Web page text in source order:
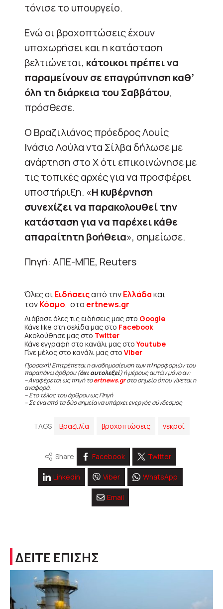
τόνισε το υπουργείο.
Ενώ οι βροχοπτώσεις έχουν
υποχωρήσει και η κατάσταση
βελτιώνεται, κάτοικοι πρέπει να
παραμείνουν σε επαγρύπνηση καθ’
όλη τη διάρκεια του Σαββάτου,
πρόσθεσε.
Ο Βραζιλιάνος πρόεδρος Λουίς
Ινάσιο Λούλα ντα Σίλβα δήλωσε με
ανάρτηση στο X ότι επικοινώνησε με
τις τοπικές αρχές για να προσφέρει
υποστήριξη. «Η κυβέρνηση
συνεχίζει να παρακολουθεί την
κατάσταση για να παρέχει κάθε
απαραίτητη βοήθεια», σημείωσε.
Πηγή: ΑΠΕ-ΜΠΕ, Reuters
Όλες οιΕιδήσειςαπό τηνΕλλάδακαι
τονΚόσμο, στο ertnews.gr
Διάβασε όλες τις ειδήσεις μας στο Google
Κάνε like στη σελίδα μας στο Facebook
Ακολούθησε μας στο Twitter
Κάνε εγγραφή στο κανάλι μας στοYoutube
Γίνε μέλος στο κανάλι μας στο Viber
Προσοχή! Επιτρέπεται η αναδημοσίευση των πληροφοριών του
παραπάνω άρθρου (όχι αυτολεξεί) ή μέρους αυτών μόνο αν:
– Αναφέρεται ως πηγή τοertnews.grστο σημείο όπου γίνεται η
αναφορά.
– Στο τέλος του άρθρου ως Πηγή
– Σε ένα από τα δύο σημεία να υπάρχει ενεργός σύνδεσμος
TAGS Βραζιλία βροχοπτώσεις νεκροί
Share Facebook Twitter
Linkedin Viber WhatsApp
Email
ΔΕΙΤΕ ΕΠΙΣΗΣ